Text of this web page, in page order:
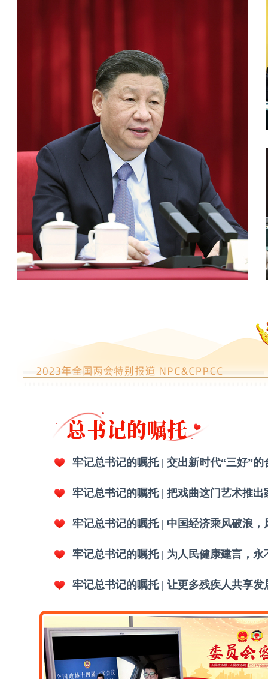
习近平看望参加政协会议的民建工商联界
委员
牢记总书记的嘱托 | 交出新时代“三好”的
牢记总书记的嘱托 | 把戏曲这门艺术推出
牢记总书记的嘱托 | 中国经济乘风破浪，
牢记总书记的嘱托 | 为人民健康建言，永
牢记总书记的嘱托 | 让更多残疾人共享发